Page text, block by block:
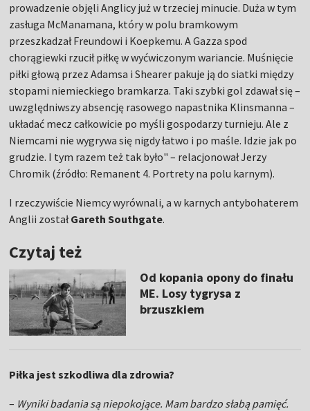
prowadzenie objęli Anglicy już w trzeciej minucie. Duża w tym
zasługa McManamana, który w polu bramkowym
przeszkadzał Freundowi i Koepkemu. A Gazza spod
chorągiewki rzucił piłkę w wyćwiczonym wariancie. Muśnięcie
piłki głową przez Adamsa i Shearer pakuje ją do siatki między
stopami niemieckiego bramkarza. Taki szybki gol zdawał się –
uwzględniwszy absencję rasowego napastnika Klinsmanna –
układać mecz całkowicie po myśli gospodarzy turnieju. Ale z
Niemcami nie wygrywa się nigdy łatwo i po maśle. Idzie jak po
grudzie. I tym razem też tak było" – relacjonował Jerzy
Chromik (źródło: Remanent 4. Portrety na polu karnym).
I rzeczywiście Niemcy wyrównali, a w karnych antybohaterem
Anglii zostałGareth Southgate.
Czytaj też
Od kopania opony do finału
ME. Losy tygrysa z
brzuszkiem
Piłka jest szkodliwa dla zdrowia?
– Wyniki badania są niepokojące. Mam bardzo słabą pamięć.